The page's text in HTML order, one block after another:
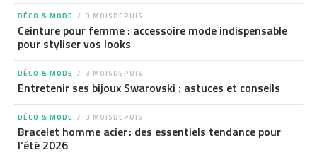
DÉCO & MODE 3 MOISDEPUIS
Ceinture pour femme : accessoire mode indispensable
pour styliser vos looks
DÉCO & MODE 3 MOISDEPUIS
Entretenir ses bijoux Swarovski : astuces et conseils
DÉCO & MODE 3 MOISDEPUIS
Bracelet homme acier : des essentiels tendance pour
l’été 2026